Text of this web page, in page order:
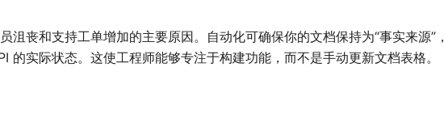
沮丧和支持工单增加的主要原因。自动化可确保你的文档保持为“事实来源”，
的实际状态。这使工程师能够专注于构建功能，而不是手动更新文档表格。